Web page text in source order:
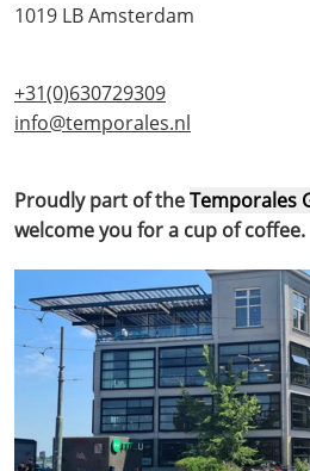
1019 LB Amsterdam
+31(0)630729309
info@temporales.nl
Proudly part of theTemporales
welcome you for a cup of coffee.